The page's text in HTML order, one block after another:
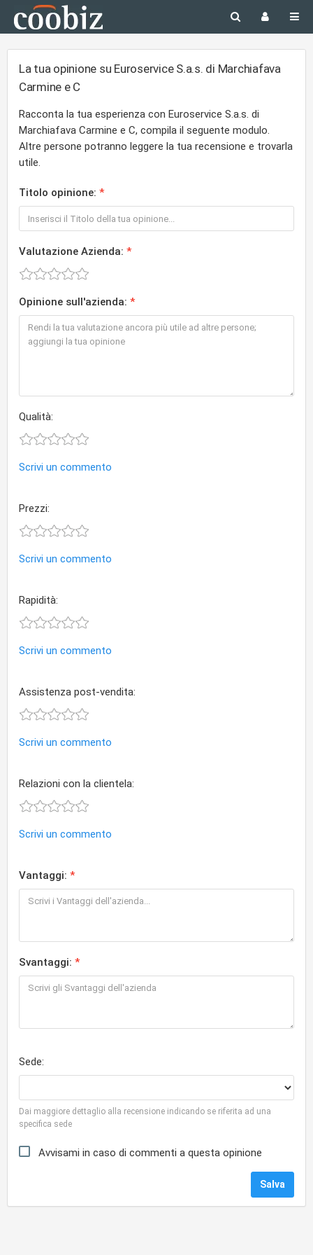
La tua opinione su Euroservice S.a.s. di Marchiafava
Carmine e C
Racconta la tua esperienza con Euroservice S.a.s. di
Marchiafava Carmine e C, compila il seguente modulo.
Altre persone potranno leggere la tua recensione e trovarla
utile.
Titolo opinione:
Valutazione Azienda:
Opinione sull'azienda:
Qualità:
Scrivi un commento
Prezzi:
Scrivi un commento
Rapidità:
Scrivi un commento
Assistenza post-vendita:
Scrivi un commento
Relazioni con la clientela:
Scrivi un commento
Vantaggi:
Svantaggi:
Sede:
Dai maggiore dettaglio alla recensione indicando se riferita ad una
specifica sede
Avvisami in caso di commenti a questa opinione